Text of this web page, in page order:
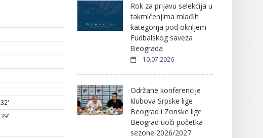
32'
39'
Rok za prijavu selekcija u
takmičenjima mlađih
kategorija pod okriljem
Fudbalskog saveza
Beograda
10.07.2026
Održane konferencije
klubova Srpske lige
Beograd i Zonske lige
Beograd uoči početka
sezone 2026/2027